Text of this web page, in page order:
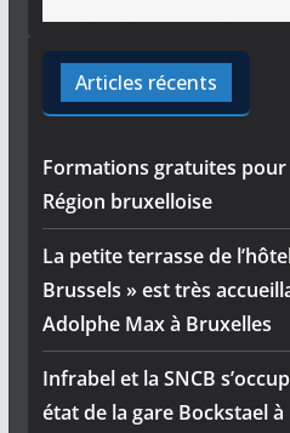
Articles récents
Formations gratuites
Région bruxelloise
La petite terrasse de
Brussels » est très
Adolphe Max à Bruxelles
Infrabel et la SNCB
état de la gare Bockstael à